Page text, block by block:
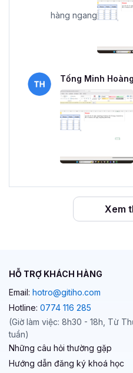
hàng ngang
Tống Minh Hoàng
Xem
HỖ TRỢ KHÁCH HÀNG
Email: hotro@gitiho.com
Hotline: 0774 116 285
(Giờ làm việc: 8h30 - 18h, Từ
tuần)
Những câu hỏi thường gặp
Hướng dẫn đăng ký khoá học